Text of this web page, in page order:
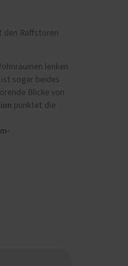
den Raffstoren
lenken
sogar beides
Blicke von
punktet die